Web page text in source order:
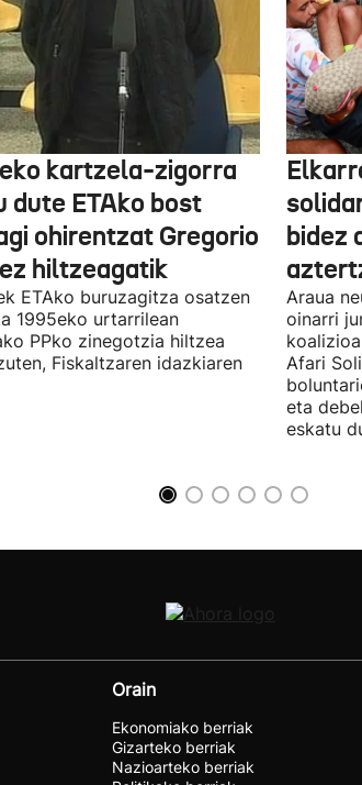
kartzela-zigorra
dute ETAko bost
ohirentzat Gregorio
hiltzeagatik
ETAko buruzagitza osatzen
1995eko urtarrilean
PPko zinegotzia hiltzea
Fiskaltzaren idazkiaren
bidez
Araua
oinarri
Afari
eta
eskatu
Orain
Ekonomiako berriak
Gizarteko berriak
Nazioarteko berriak